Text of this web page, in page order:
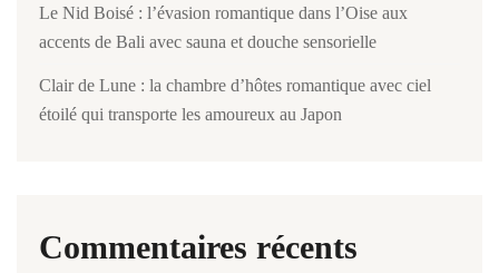
Le Nid Boisé : l’évasion romantique dans l’Oise aux
accents de Bali avec sauna et douche sensorielle
Clair de Lune : la chambre d’hôtes romantique avec ciel
étoilé qui transporte les amoureux au Japon
Commentaires récents